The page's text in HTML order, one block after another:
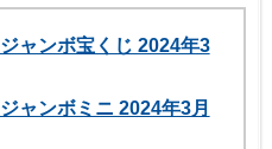
ャンボ宝くじ 2024年3
ャンボミニ 2024年3月